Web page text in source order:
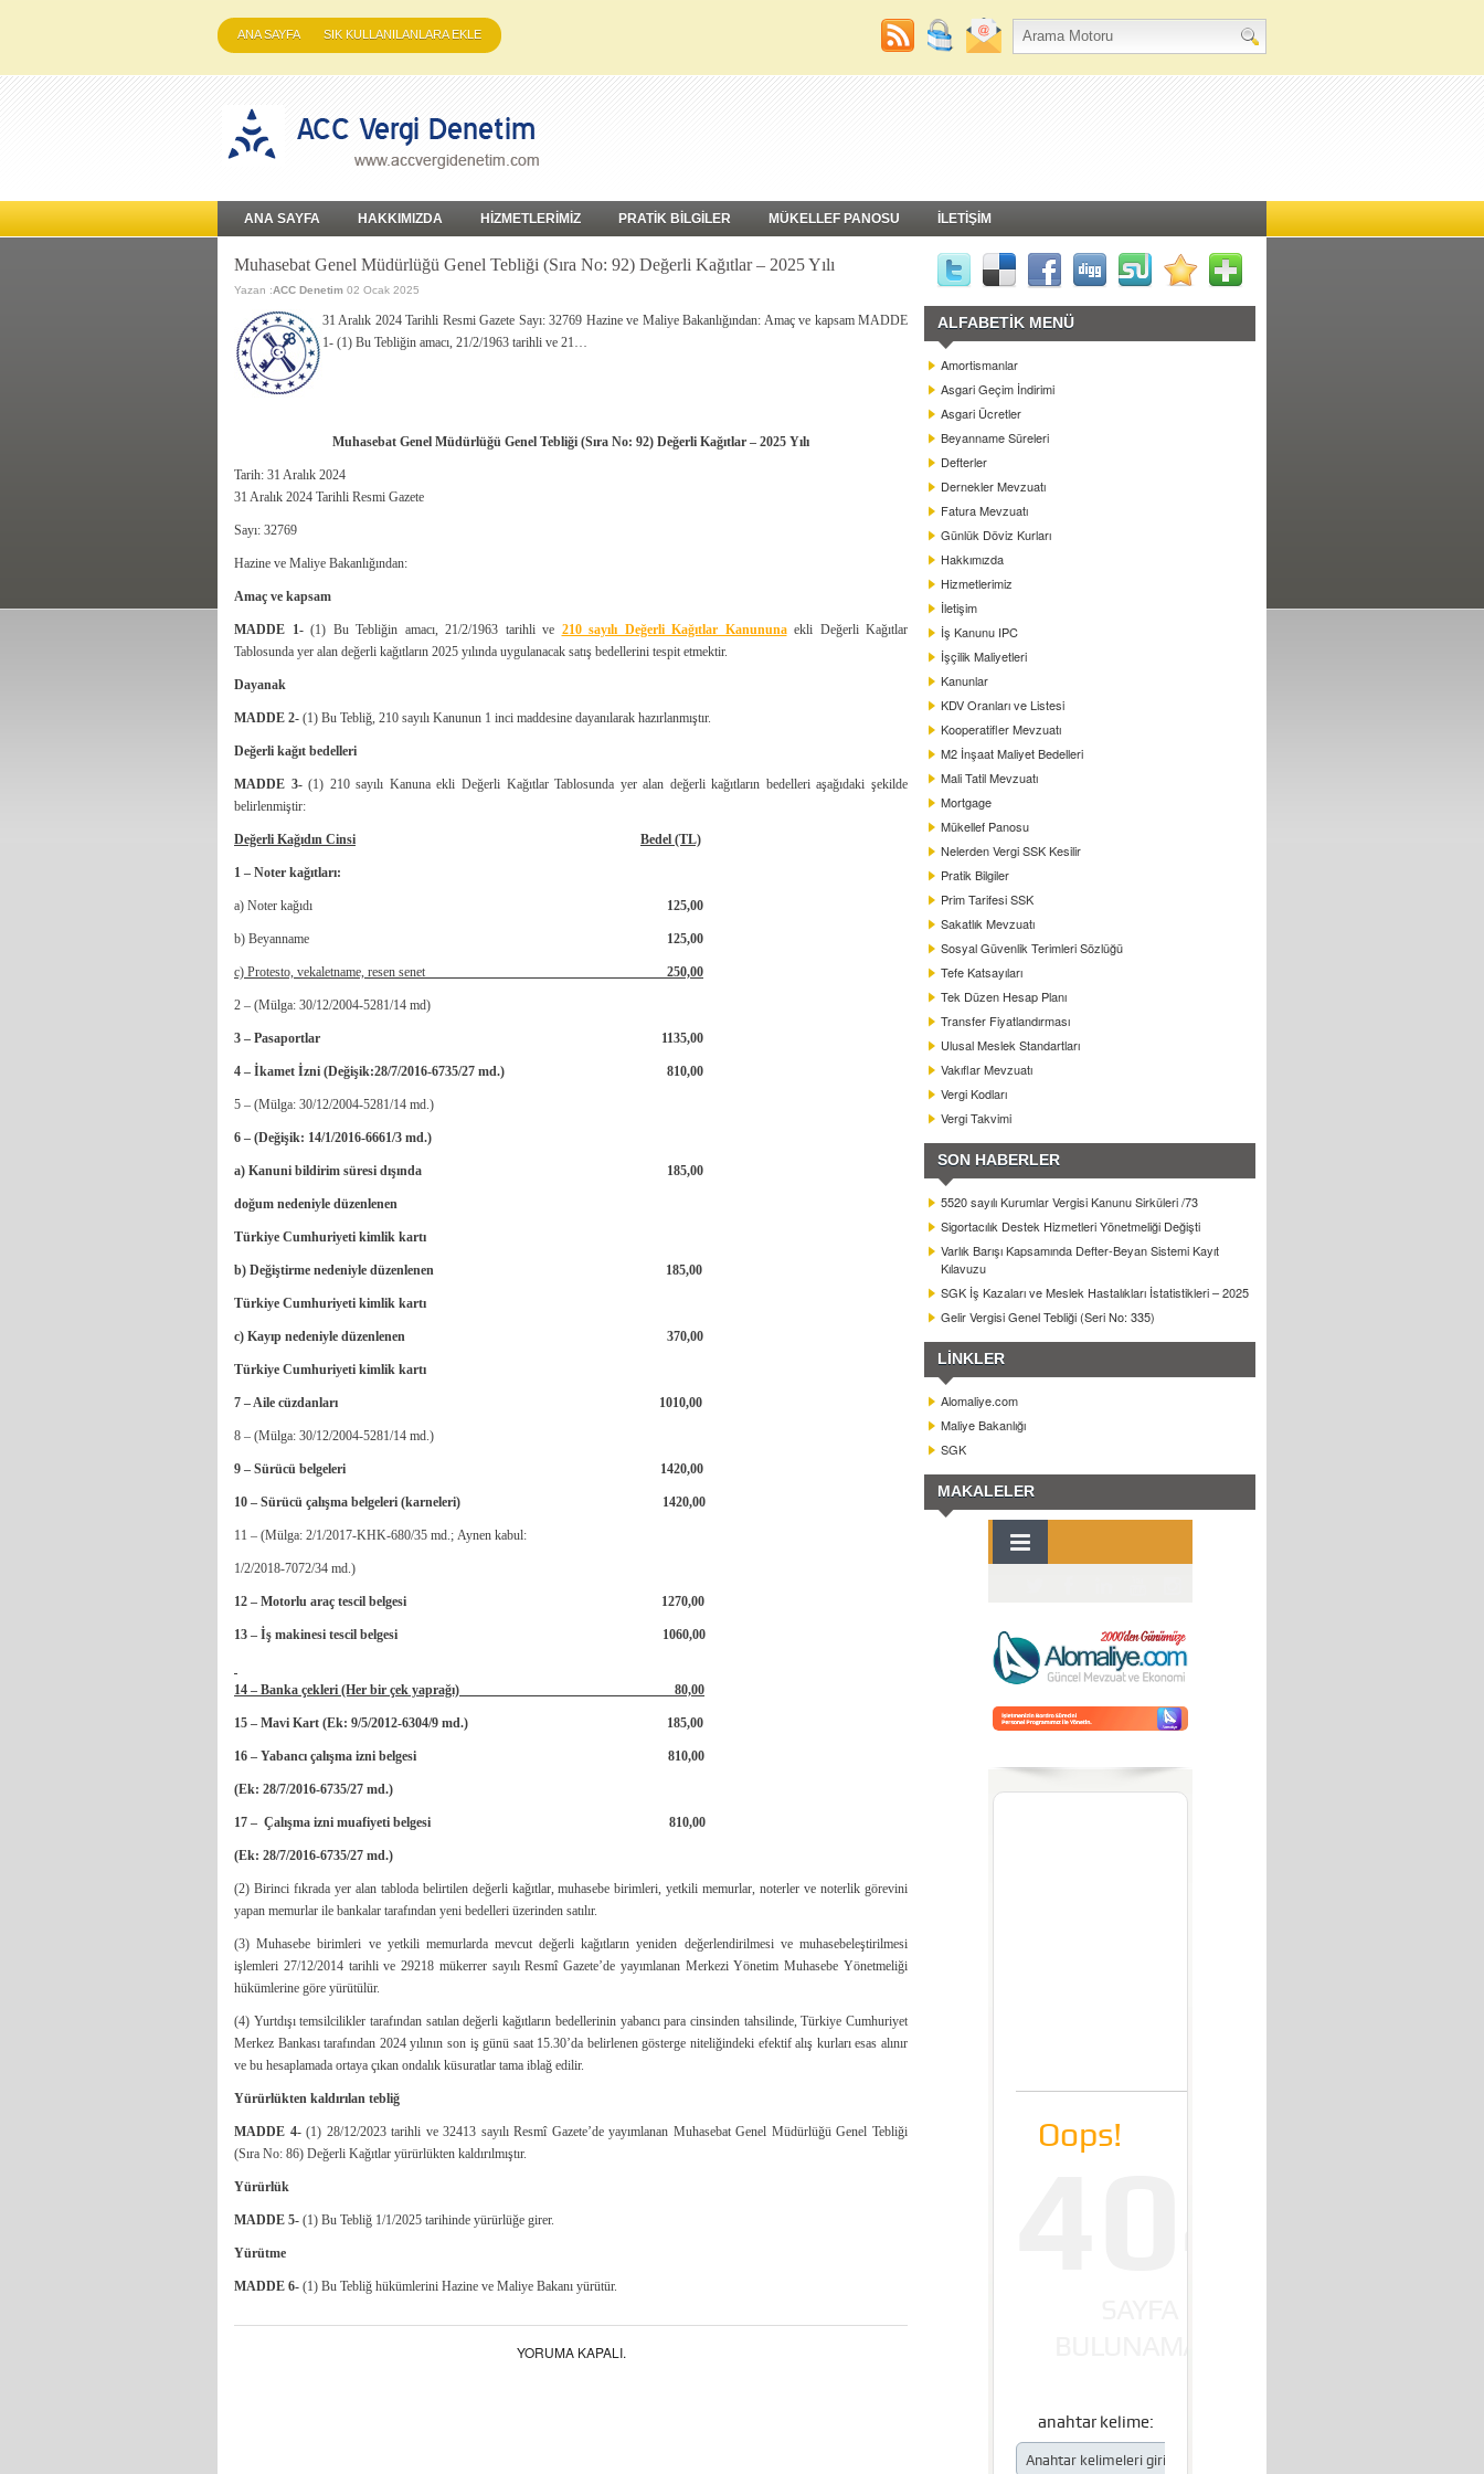
ANA SAYFA SIK KULLANILANLARA EKLE
ANA SAYFA HAKKIMIZDA HİZMETLERİMİZ PRATİK BİLGİLER MÜKELLEF PANOSU İLETİŞİM
Muhasebat Genel Müdürlüğü Genel Tebliği (Sıra No: 92) Değerli Kağıtlar – 2025 Yılı
Yazan :ACC Denetim 02 Ocak 2025
31 Aralık 2024 Tarihli Resmi Gazete Sayı: 32769 Hazine ve Maliye Bakanlığından: Amaç ve kapsam MADDE
1- (1) Bu Tebliğin amacı, 21/2/1963 tarihli ve 21…
Muhasebat Genel Müdürlüğü Genel Tebliği (Sıra No: 92) Değerli Kağıtlar – 2025 Yılı
Tarih: 31 Aralık 2024
31 Aralık 2024 Tarihli Resmi Gazete
Sayı: 32769
Hazine ve Maliye Bakanlığından:
Amaç ve kapsam
MADDE 1- (1) Bu Tebliğin amacı, 21/2/1963 tarihli ve 210 sayılı Değerli Kağıtlar Kanununaekli Değerli Kağıtlar
Tablosunda yer alan değerli kağıtların 2025 yılında uygulanacak satış bedellerini tespit etmektir.
Dayanak
MADDE 2- (1) Bu Tebliğ, 210 sayılı Kanunun 1 inci maddesine dayanılarak hazırlanmıştır.
Değerli kağıt bedelleri
MADDE 3-(1) 210 sayılı Kanuna ekli Değerli Kağıtlar Tablosunda yer alan değerli kağıtların bedelleri aşağıdaki şekilde
belirlenmiştir:
Değerli Kağıdın Cinsi Bedel (TL)
1 – Noter kağıtları:
a) Noter kağıdı 125,00
b) Beyanname 125,00
c) Protesto, vekaletname, resen senet 250,00
2 – (Mülga: 30/12/2004-5281/14 md)
3 – Pasaportlar 1135,00
4 – İkamet İzni (Değişik:28/7/2016-6735/27 md.) 810,00
5 – (Mülga: 30/12/2004-5281/14 md.)
6 – (Değişik: 14/1/2016-6661/3 md.)
a) Kanuni bildirim süresi dışında 185,00
doğum nedeniyle düzenlenen
Türkiye Cumhuriyeti kimlik kartı
b) Değiştirme nedeniyle düzenlenen 185,00
Türkiye Cumhuriyeti kimlik kartı
c) Kayıp nedeniyle düzenlenen 370,00
Türkiye Cumhuriyeti kimlik kartı
7 – Aile cüzdanları 1010,00
8 – (Mülga: 30/12/2004-5281/14 md.)
9 – Sürücü belgeleri 1420,00
10 – Sürücü çalışma belgeleri (karneleri) 1420,00
11 – (Mülga: 2/1/2017-KHK-680/35 md.; Aynen kabul:
1/2/2018-7072/34 md.)
12 – Motorlu araç tescil belgesi 1270,00
13 – İş makinesi tescil belgesi 1060,00
14 – Banka çekleri (Her bir çek yaprağı) 80,00
15 – Mavi Kart (Ek: 9/5/2012-6304/9 md.) 185,00
16 – Yabancı çalışma izni belgesi 810,00
(Ek: 28/7/2016-6735/27 md.)
17 – Çalışma izni muafiyeti belgesi 810,00
(Ek: 28/7/2016-6735/27 md.)
(2) Birinci fıkrada yer alan tabloda belirtilen değerli kağıtlar, muhasebe birimleri, yetkili memurlar, noterler ve noterlik görevini
yapan memurlar ile bankalar tarafından yeni bedelleri üzerinden satılır.
(3) Muhasebe birimleri ve yetkili memurlarda mevcut değerli kağıtların yeniden değerlendirilmesi ve muhasebeleştirilmesi
işlemleri 27/12/2014 tarihli ve 29218 mükerrer sayılı Resmî Gazete’de yayımlanan Merkezi Yönetim Muhasebe Yönetmeliği
hükümlerine göre yürütülür.
(4) Yurtdışı temsilcilikler tarafından satılan değerli kağıtların bedellerinin yabancı para cinsinden tahsilinde, Türkiye Cumhuriyet
Merkez Bankası tarafından 2024 yılının son iş günü saat 15.30’da belirlenen gösterge niteliğindeki efektif alış kurları esas alınır
ve bu hesaplamada ortaya çıkan ondalık küsuratlar tama iblağ edilir.
Yürürlükten kaldırılan tebliğ
MADDE 4-(1) 28/12/2023 tarihli ve 32413 sayılı Resmî Gazete’de yayımlanan Muhasebat Genel Müdürlüğü Genel Tebliği
(Sıra No: 86) Değerli Kağıtlar yürürlükten kaldırılmıştır.
Yürürlük
MADDE 5- (1) Bu Tebliğ 1/1/2025 tarihinde yürürlüğe girer.
Yürütme
MADDE 6- (1) Bu Tebliğ hükümlerini Hazine ve Maliye Bakanı yürütür.
YORUMA KAPALI.
ALFABETİK MENÜ
Amortismanlar
Asgari Geçim İndirimi
Asgari Ücretler
Beyanname Süreleri
Defterler
Dernekler Mevzuatı
Fatura Mevzuatı
Günlük Döviz Kurları
Hakkımızda
Hizmetlerimiz
İletişim
İş Kanunu IPC
İşçilik Maliyetleri
Kanunlar
KDV Oranları ve Listesi
Kooperatifler Mevzuatı
M2 İnşaat Maliyet Bedelleri
Mali Tatil Mevzuatı
Mortgage
Mükellef Panosu
Nelerden Vergi SSK Kesilir
Pratik Bilgiler
Prim Tarifesi SSK
Sakatlık Mevzuatı
Sosyal Güvenlik Terimleri Sözlüğü
Tefe Katsayıları
Tek Düzen Hesap Planı
Transfer Fiyatlandırması
Ulusal Meslek Standartları
Vakıflar Mevzuatı
Vergi Kodları
Vergi Takvimi
SON HABERLER
5520 sayılı Kurumlar Vergisi Kanunu Sirküleri /73
Sigortacılık Destek Hizmetleri Yönetmeliği Değişti
Varlık Barışı Kapsamında Defter-Beyan Sistemi Kayıt
Kılavuzu
SGK İş Kazaları ve Meslek Hastalıkları İstatistikleri – 2025
Gelir Vergisi Genel Tebliği (Seri No: 335)
LİNKLER
Alomaliye.com
Maliye Bakanlığı
SGK
MAKALELER